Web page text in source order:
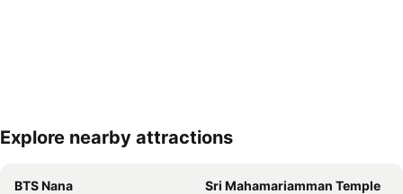
Explore nearby attractions
BTS Nana
Sri Mahamariamman Temple